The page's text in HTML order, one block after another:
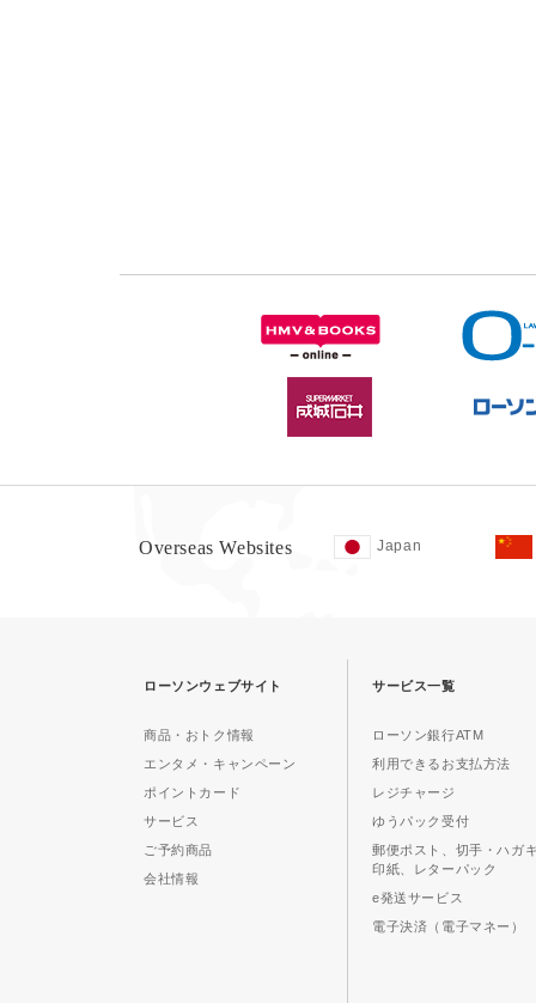
Overseas Websites Japan
ローソンウェブサイト
商品・おトク情報
エンタメ・キャンペーン
ポイントカード
サービス
ご予約商品
会社情報
サービス一覧
ローソン銀行ATM
利用できるお支払方法
レジチャージ
ゆうパック受付
郵便ポスト、切手・ハガ
印紙、レターパック
e発送サービス
電子決済（電子マネー）